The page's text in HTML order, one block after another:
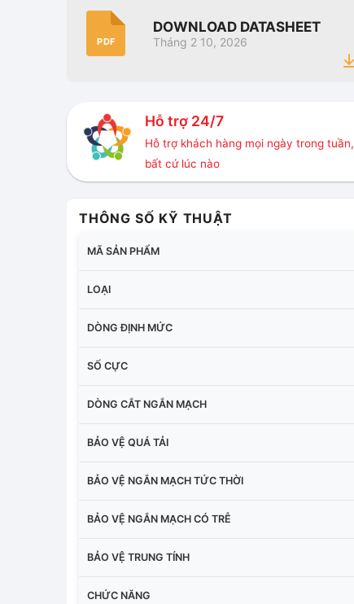
PDF
DOWNLOAD DATASHEET
Tháng 2 10, 2026
Hỗ trợ 24/7
Hỗ trợ khách hàng mọi ngày trong tuần,
bất cứ lúc nào
THÔNG SỐ KỸ THUẬT
MÃ SẢN PHẨM
LOẠI
DÒNG ĐỊNH MỨC
SỐ CỰC
DÒNG CẮT NGẮN MẠCH
BẢO VỆ QUÁ TẢI
BẢO VỆ NGẮN MẠCH TỨC THỜI
BẢO VỆ NGẮN MẠCH CÓ TRỄ
BẢO VỆ TRUNG TÍNH
CHỨC NĂNG